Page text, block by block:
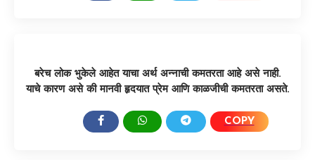
बरेच लोक भुकेले आहेत याचा अर्थ अन्नाची कमतरता आहे असे नाही.
याचे कारण असे की मानवी हृदयात प्रेम आणि काळजीची कमतरता असते.
COPY